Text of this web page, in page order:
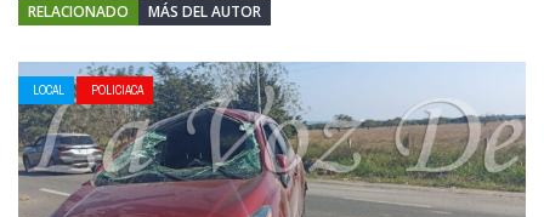
RELACIONADO MÁS DEL AUTOR
LOCAL POLICIACA